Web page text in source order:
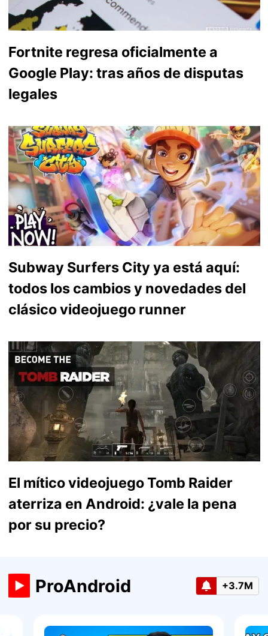
Fortnite regresa oficialmente a
Google Play: tras años de disputas
legales
Subway Surfers City ya está aquí:
todos los cambios y novedades del
clásico videojuego runner
El mítico videojuego Tomb Raider
aterriza en Android: ¿vale la pena
por su precio?
ProAndroid +3.7M